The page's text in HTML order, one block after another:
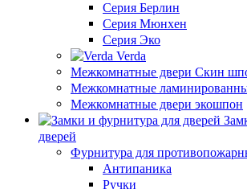
Серия Берлин
Серия Мюнхен
Серия Эко
Verda
Межкомнатные двери Скин
Межкомнатные
Межкомнатные двери экошпон
дверей
Фурнитура для
Антипаника
Ручки